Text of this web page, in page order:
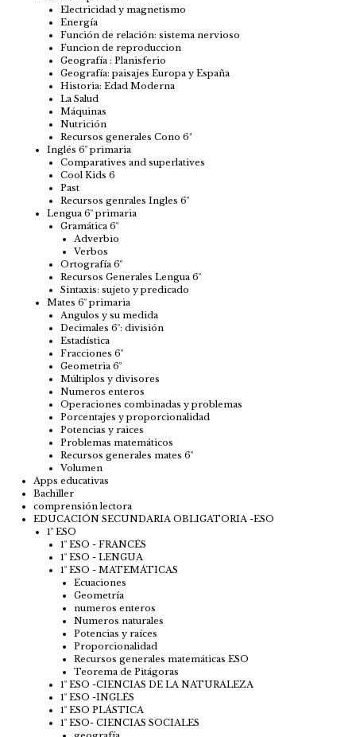
Electricidad y magnetismo
Energía
Función de relación: sistema nervioso
Funcion de reproduccion
Geografía : Planisferio
Geografía: paisajes Europa y España
Historia: Edad Moderna
La Salud
Máquinas
Nutrición
Recursos generales Cono 6ª
Inglés 6º primaria
Comparatives and superlatives
Cool Kids 6
Past
Recursos genrales Ingles 6º
Lengua 6º primaria
Gramática 6º
Adverbio
Verbos
Ortografía 6º
Recursos Generales Lengua 6º
Sintaxis: sujeto y predicado
Mates 6º primaria
Angulos y su medida
Decimales 6º: división
Estadística
Fracciones 6º
Geometria 6º
Múltiplos y divisores
Numeros enteros
Operaciones combinadas y problemas
Porcentajes y proporcionalidad
Potencias y raices
Problemas matemáticos
Recursos generales mates 6º
Volumen
Apps educativas
Bachiller
comprensión lectora
EDUCACIÓN SECUNDARIA OBLIGATORIA -ESO
1º ESO
1º ESO - FRANCÉS
1º ESO - LENGUA
1º ESO - MATEMÁTICAS
Ecuaciones
Geometría
numeros enteros
Numeros naturales
Potencias y raíces
Proporcionalidad
Recursos generales matemáticas ESO
Teorema de Pitágoras
1º ESO -CIENCIAS DE LA NATURALEZA
1º ESO -INGLÉS
1º ESO PLÁSTICA
1º ESO- CIENCIAS SOCIALES